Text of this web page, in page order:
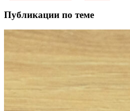
Публикации по теме